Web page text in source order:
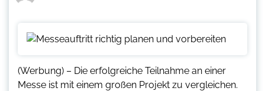
(Werbung) – Die erfolgreiche Teilnahme an einer
Messe ist mit einem großen Projekt zu vergleichen.